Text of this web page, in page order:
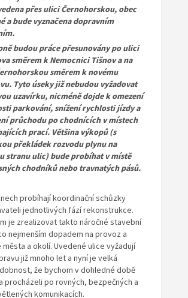
přes ulici Černohorskou, obec
a bude vyznačena dopravním
budou práce přesunovány po ulici
směrem k Nemocnici Tišnov a na
směrem k novému
Tyto úseky již nebudou vyžadovat
uzavírku, nicméně dojde k omezení
parkování, snížení rychlosti jízdy a
průchodu po chodnících v místech
prací. Většina výkopů (s
překládek rozvodu plynu na
stranu ulic) bude probíhat v místě
chodníků nebo travnatých pásů.
probíhají koordinační schůzky
jednotlivých fází rekonstrukce.
je zrealizovat takto náročné stavební
nejmenším dopadem na provoz a
a okolí. Uvedené ulice vyžadují
již mnoho let a nyní je velká
že bychom v dohledné době
procházeli po rovných, bezpečných a
komunikacích.